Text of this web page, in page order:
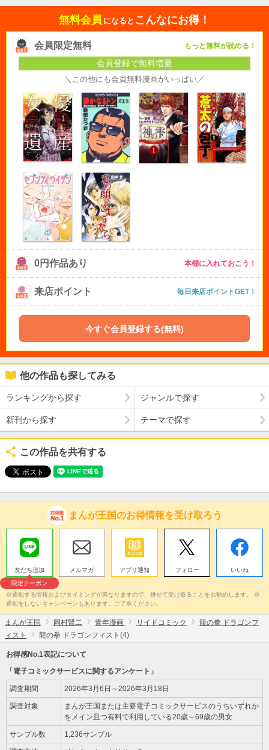
無料会員 になると こんなにお得！
会員限定無料 もっと無料が読める！
会員登録で無料増量
＼この他にも会員無料漫画がいっぱい／
0円作品あり 本棚に入れておこう！
来店ポイント 毎日来店ポイントGET！
今すぐ会員登録する(無料)
他の作品も探してみる
ランキングから探す ジャンルで探す
新刊から探す テーマで探す
この作品を共有する
まんが王国のお得情報を受け取ろう
友だち追加
限定クーポン
メルマガ アプリ通知 フォロー いいね
※通知する情報およびタイミングが異なりますので、併せて受け取ることをお勧めします。 ※
通知をしないキャンペーンもあります。ご了承ください。
まんが王国 岡村賢二 青年漫画 リイドコミック
龍の拳 ドラゴンフ
ィスト
龍の拳 ドラゴンフィスト(4)
お得感No.1表記について
「電子コミックサービスに関するアンケート」
調査期間 2026年3月6日～2026年3月18日
調査対象
まんが王国または主要電子コミックサービスのうちいずれか
をメイン且つ有料で利用している20歳～69歳の男女
サンプル数 1,236サンプル